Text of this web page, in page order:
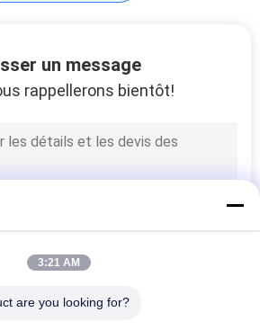
de tuyau
rouleau
un message
rappellerons bientôt!
3:21 AM
are you looking for?